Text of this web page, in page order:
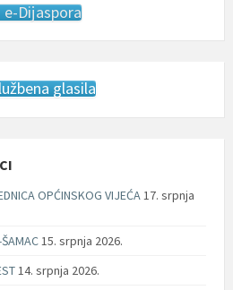
e-Dijaspora
glasila
OPĆINSKOG VIJEĆA17. srpnja
15. srpnja 2026.
14. srpnja 2026.